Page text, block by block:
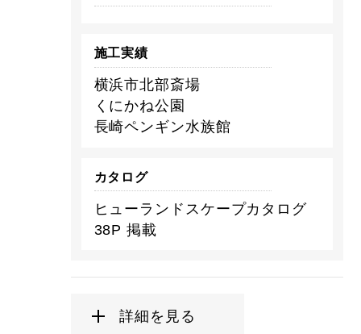
施工実績
横浜市北部斎場
くにかね公園
長崎ペンギン水族館
カタログ
ヒューランドスケープカタログ
38P 掲載
詳細を見る